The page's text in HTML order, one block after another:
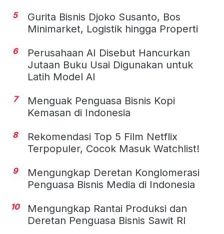
5
Gurita Bisnis Djoko Susanto, Bos
Minimarket, Logistik hingga Properti
6
Perusahaan AI Disebut Hancurkan
Jutaan Buku Usai Digunakan untuk
Latih Model AI
7
Menguak Penguasa Bisnis Kopi
Kemasan di Indonesia
8
Rekomendasi Top 5 Film Netflix
Terpopuler, Cocok Masuk Watchlist!
9
Mengungkap Deretan Konglomerasi
Penguasa Bisnis Media di Indonesia
10
Mengungkap Rantai Produksi dan
Deretan Penguasa Bisnis Sawit RI